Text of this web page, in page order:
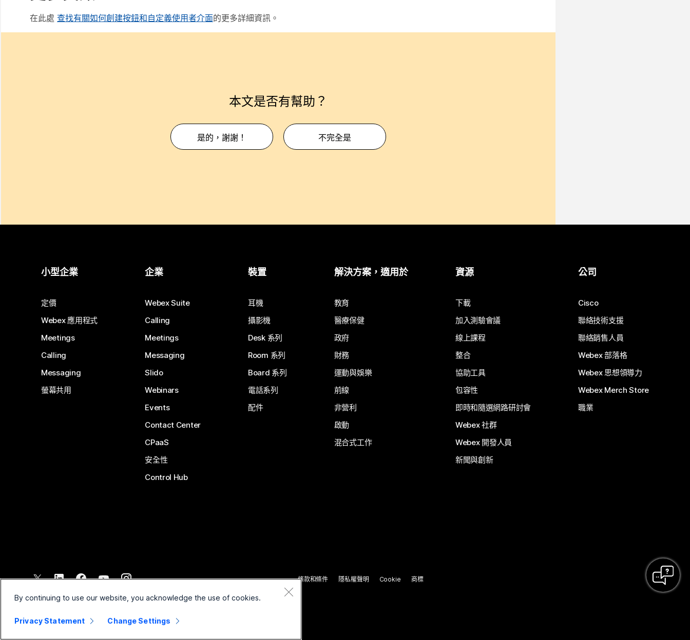
在此處 查找有關如何創建按鈕和自定義使用者介面的更多詳細資訊。
本文是否有幫助？
是的，謝謝！ 不完全是
小型企業
定價
Webex 應用程式
Meetings
Calling
Messaging
螢幕共用
企業
Webex Suite
Calling
Meetings
Messaging
Slido
Webinars
Events
Contact Center
CPaaS
安全性
Control Hub
裝置
耳機
攝影機
Desk 系列
Room 系列
Board 系列
電話系列
配件
解決方案，適用於
教育
醫療保健
政府
財務
運動與娛樂
前線
非營利
啟動
混合式工作
資源
下載
加入測驗會議
線上課程
整合
協助工具
包容性
即時和隨選網路研討會
Webex 社群
Webex 開發人員
新聞與創新
公司
Cisco
聯絡技術支援
聯絡銷售人員
Webex 部落格
Webex 思想領導力
Webex Merch Store
職業
2026 Cisco 和/或其子公司。保留所有權利。
條款和條件 隱私權聲明 Cookie 商標
By continuing to use our website, you acknowledge the use of cookies.
Privacy Statement Change Settings